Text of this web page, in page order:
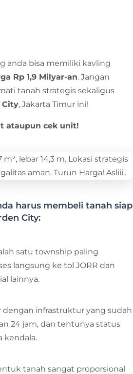
anda bisa memiliki kavling
Rp 1,9 Milyar-an. Jangan
tanah strategis sekaligus
City, Jakarta Timur ini!
ataupun cek unit!
harus membeli tanah siap
City:
satu township paling
langsung ke tol JORR dan
lainnya.
dengan infrastruktur yang sudah
24 jam, dan tentunya status
kendala.
tanah sangat proporsional